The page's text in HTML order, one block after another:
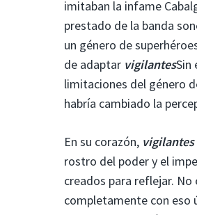
imitaban la infame
prestado de la banda
un género de
de adaptar vigilantesSin
limitaciones del género
habría cambiado la
En su corazón, vigilantes
rostro del poder y el
creados para reflejar.
completamente con eso